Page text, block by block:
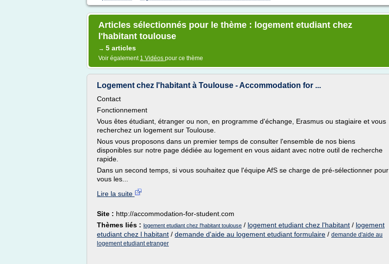
Articles sélectionnés pour le thème : logement etudiant chez
l'habitant toulouse
→ 5 articles
Voir également 1 Vidéos pour ce thème
Logement chez l'habitant à Toulouse - Accommodation for ...
Contact
Fonctionnement
Vous êtes étudiant, étranger ou non, en programme d'échange, Erasmus ou stagiaire et vous
recherchez un logement sur Toulouse.
Nous vous proposons dans un premier temps de consulter l'ensemble de nos biens
disponibles sur notre page dédiée au logement en vous aidant avec notre outil de recherche
rapide.
Dans un second temps, si vous souhaitez que l'équipe AfS se charge de pré-sélectionner pour
vous les...
Lire la suite
Site : http://accommodation-for-student.com
Thèmes liés : logement etudiant chez l'habitant toulouse / logement etudiant chez l'habitant / logement
etudiant chez l habitant / demande d'aide au logement etudiant formulaire / demande d'aide au
logement etudiant etranger